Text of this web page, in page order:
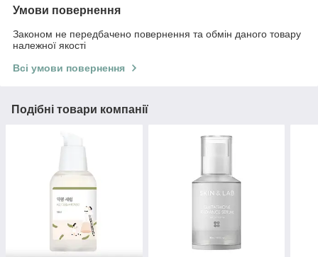
Умови повернення
Законом не передбачено повернення та обмін даного товару
належної якості
Всі умови повернення
Подібні товари компанії